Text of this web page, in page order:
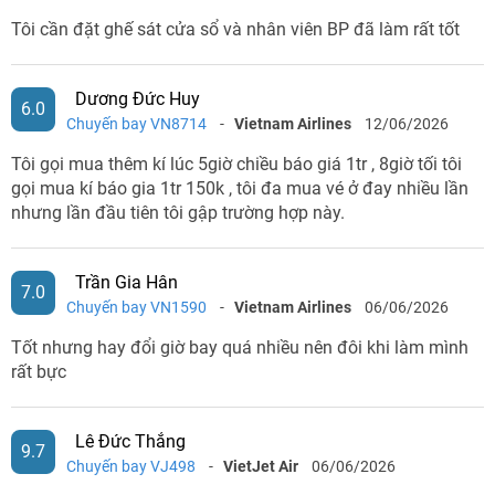
Tôi cần đặt ghế sát cửa sổ và nhân viên BP đã làm rất tốt
6.0 Dương Đức Huy
Chuyến bay VN8714 - Vietnam Airlines 12/06/2026
Tôi gọi mua thêm kí lúc 5giờ chiều báo giá 1tr , 8giờ tối tôi
gọi mua kí báo gia 1tr 150k , tôi đa mua vé ở đay nhiều lần
nhưng lần đầu tiên tôi gập trường hợp này.
7.0 Trần Gia Hân
Chuyến bay VN1590 - Vietnam Airlines 06/06/2026
Tốt nhưng hay đổi giờ bay quá nhiều nên đôi khi làm mình
rất bực
9.7 Lê Đức Thắng
Chuyến bay VJ498 - VietJet Air 06/06/2026